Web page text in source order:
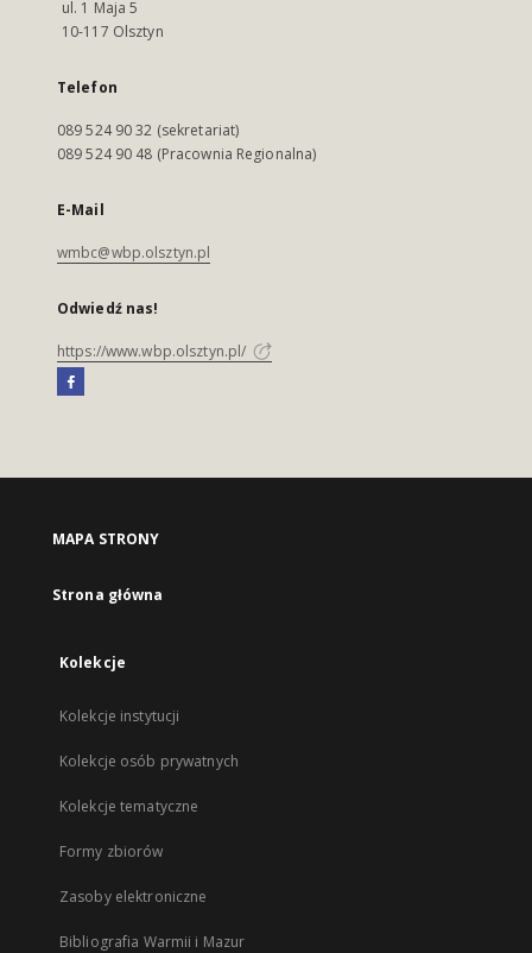
ul. 1 Maja 5
10-117 Olsztyn
Telefon
089 524 90 32 (sekretariat)
089 524 90 48 (Pracownia Regionalna)
E-Mail
wmbc@wbp.olsztyn.pl
Odwiedź nas!
https://www.wbp.olsztyn.pl/
MAPA STRONY
Strona główna
Kolekcje
Kolekcje instytucji
Kolekcje osób prywatnych
Kolekcje tematyczne
Formy zbiorów
Zasoby elektroniczne
Bibliografia Warmii i Mazur